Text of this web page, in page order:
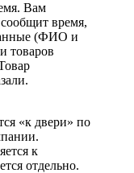
Вам
время,
(ФИО и
товаров
«к двери» по
к
отдельно.